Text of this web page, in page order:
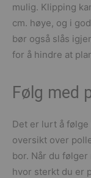
mulig. Klipping
cm. høye, og i
bør også slås
for å hindre at
Følg med
Det er lurt å
oversikt over
bor. Når du
hvor sterkt du er